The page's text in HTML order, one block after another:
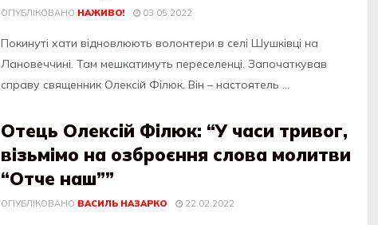
ОПУБЛІКОВАНО НАЖИВО! 03.05.2022
Покинуті хати відновлюють волонтери в селі Шушківці на
Лановеччині. Там мешкатимуть переселенці. Започаткував
справу священник Олексій Філюк. Він – настоятель ...
Отець Олексій Філюк: “У часи тривог,
візьмімо на озброєння слова молитви
“Отче наш””
ОПУБЛІКОВАНО ВАСИЛЬ НАЗАРКО 22.02.2022